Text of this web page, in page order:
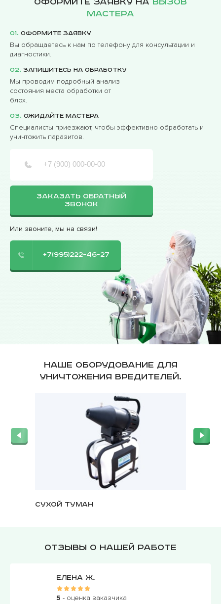
мастера
01. Оформите заявку
Вы обращаетесь к нам по телефону для консультации и
диагностики.
02. Запишитесь на обработку
Мы проводим подробный анализ
состояния места обработки от
блох.
03. Ожидайте мастера
Специалисты приезжают, чтобы эффективно обработать и
уничтожить паразитов.
ЗАКАЗАТЬ ОБРАТНЫЙ
ЗВОНОК
Или звоните, мы на связи!
+7(995)222-46-27
Наше оборудование для
уничтожения вредителей.
Сухой туман
Отзывы о нашей работе
Елена Ж.
5 - оценка заказчика